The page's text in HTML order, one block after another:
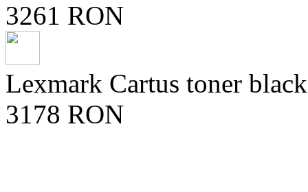
3261 RON
Lexmark Cartus toner
3178 RON